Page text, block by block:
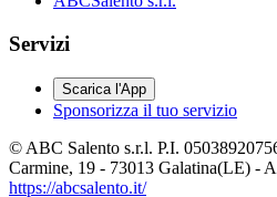
Servizi
Scarica l'App
Sponsorizza il tuo servizio
© ABC Salento s.r.l. P.I.
Carmine, 19 - 73013 Galatina(LE) -
https://abcsalento.it/